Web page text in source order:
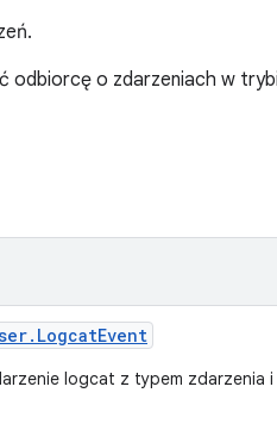
o zdarzeniach w
. LogcatEvent
logcat z typem zdarzenia i